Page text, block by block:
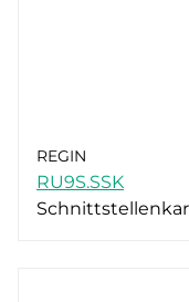
REGIN
RU9S.SSK